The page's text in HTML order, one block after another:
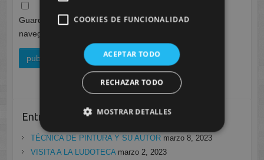
Guarda mi nombre, correo electrónico y web en este
navegador para la próxima vez que comente.
Entradas recientes
TÉCNICA DE PINTURA Y SU AUTOR marzo 8, 2023
VISITA A LA LUDOTECA marzo 2, 2023
COOKIES DE FUNCIONALIDAD
ACEPTAR TODO
RECHAZAR TODO
MOSTRAR DETALLES